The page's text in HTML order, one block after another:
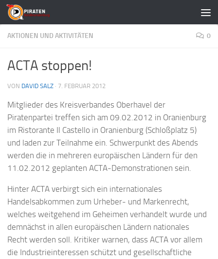
Zum Inhalt springen
AKTIONEN UND AKTIVITÄTEN 0
ACTA stoppen!
VON DAVID SALZ · 7. FEBRUAR 2012
Mitglieder des Kreisverbandes Oberhavel der
Piratenpartei treffen sich am 09.02.2012 in Oranienburg
im Ristorante Il Castello in Oranienburg (Schloßplatz 5)
und laden zur Teilnahme ein. Schwerpunkt des Abends
werden die in mehreren europäischen Ländern für den
11.02.2012 geplanten ACTA-Demonstrationen sein.
Hinter ACTA verbirgt sich ein internationales
Handelsabkommen zum Urheber- und Markenrecht,
welches weitgehend im Geheimen verhandelt wurde und
demnächst in allen europäischen Ländern nationales
Recht werden soll. Kritiker warnen, dass ACTA vor allem
die Industrieinteressen schützt und gesellschaftliche